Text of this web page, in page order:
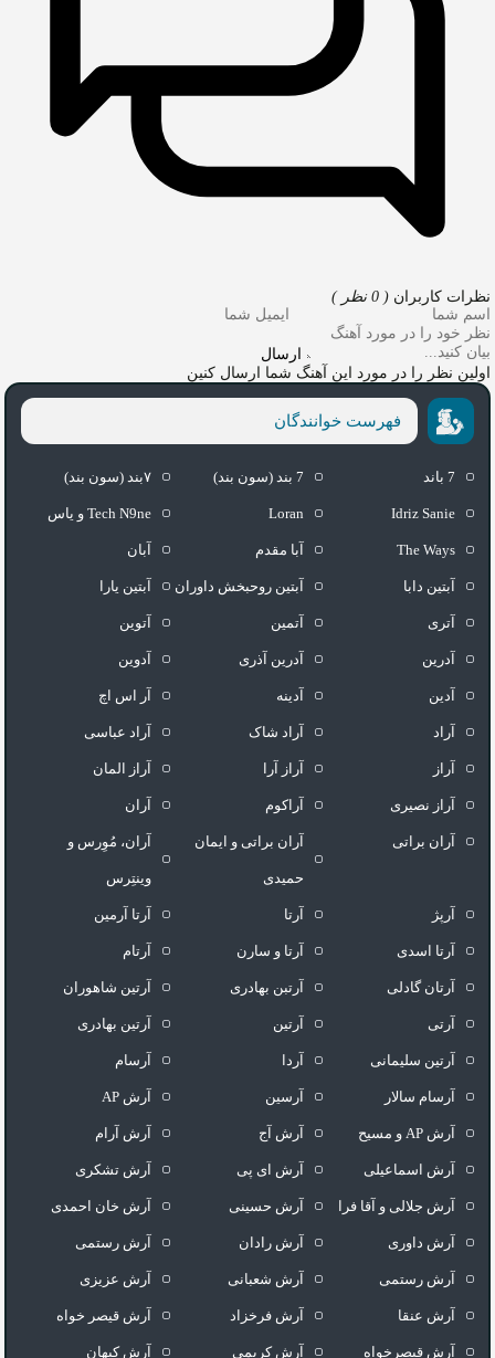
نظرات کاربران( 0 نظر )
ارسال
اولین نظر را در مورد این آهنگ شما ارسال کنین
فهرست خوانندگان
7 باند 7 بند (سون بند) ۷بند (سون بند)
Idriz Sanie
Loran Tech N9ne و یاس
The Ways آبا مقدم آبان
آبتین دابا آبتین روحبخش داوران آبتین یارا
آتری آتمین آتوین
آدرین آدرین آذری آدوین
آدین آدینه آر اس اچ
آراد آراد شاک آراد عباسی
آراز آراز آرا آراز المان
آراز نصیری آراکوم آران
آران براتی آران براتی و ایمان
حمیدی
آران، مُوِرس و
وینتِرس
آرپژ آرتا آرتا آرمین
آرتا اسدی آرتا و سارن آرتام
آرتان گادلی آرتبن بهادری آرتين شاهوران
آرتی آرتین آرتین بهادری
آرتین سلیمانی آردا آرسام
آرسام سالار آرسین آرش AP
آرش AP و مسیح آرش آج آرش آرام
آرش اسماعیلی آرش ای پی آرش تشکری
آرش جلالی و آقا فرا آرش حسینی آرش خان احمدی
آرش داوری آرش رادان آرش رستمى
آرش رستمی آرش شعبانی آرش عزیزی
آرش عنقا آرش فرخزاد آرش قیصر خواه
آرش قیصرخواه آرش کریمی آرش کیهان